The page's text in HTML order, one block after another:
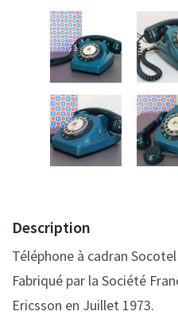
Description
Téléphone à cadran Socotel
Fabriqué par la Société
Ericsson en Juillet 1973.